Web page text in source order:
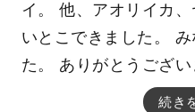
イ。 他、アオリイカ
いとこできました。
た。 ありがとうござい
続き